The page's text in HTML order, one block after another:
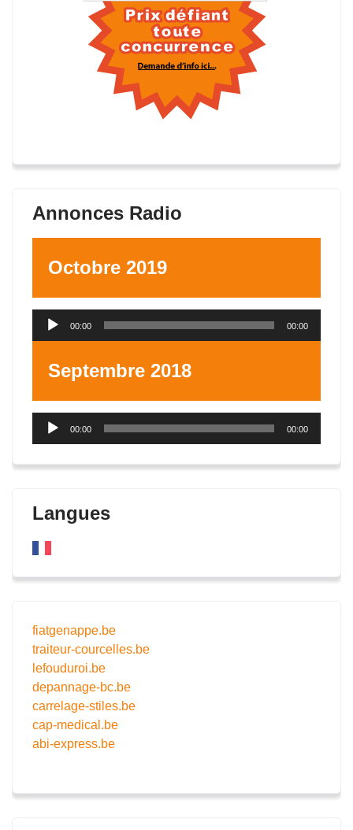
Annonces Radio
Octobre 2019
Lecteur
00:00 00:00
Septembre 2018
Lecteur
00:00 00:00
Langues
fiatgenappe.be
traiteur-courcelles.be
lefouduroi.be
depannage-bc.be
carrelage-stiles.be
cap-medical.be
abi-express.be